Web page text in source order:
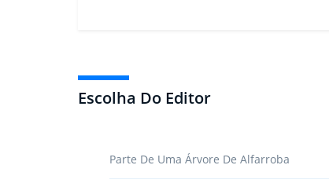
Escolha Do Editor
Parte De Uma Árvore De Alfarroba